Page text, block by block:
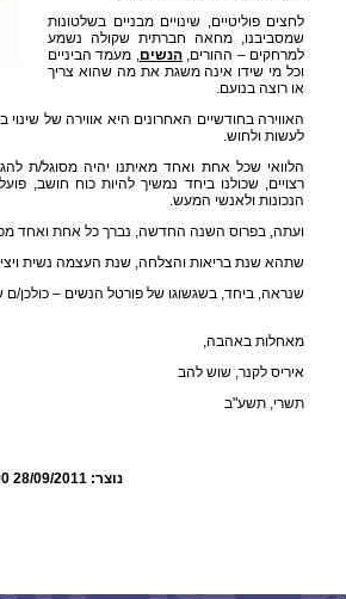
לחצים פוליטיים, שינויים מבניים בשלטונות
שמסביבנו, מחאה חברתית שקולה נשמע
למרחקים – ההורים,הנשים, מעמד הביניים
וכל מי שידו אינה משגת את מה שהוא צריך
או רוצה בנועם.
לעשות ולחוש.
הלוואי שכל אחת ואחד מאיתנו יהיה מסוגל/ת
רצויים, שכולנו ביחד נמשיך להיות כוח חושב,
הנכונות ולאנשי המעש.
ועתה, בפרוס השנה החדשה, נברך כל אחת ואחד
שתהא שנת בריאות והצלחה, שנת העצמה נשית
שנראה, ביחד, בשגשוגו של פורטל הנשים – כולכן/ם
מאחלות באהבה,
איריס לקנר, שוש להב
תשרי, תשע"ב
נוצר:28/09/2011 12:53:00